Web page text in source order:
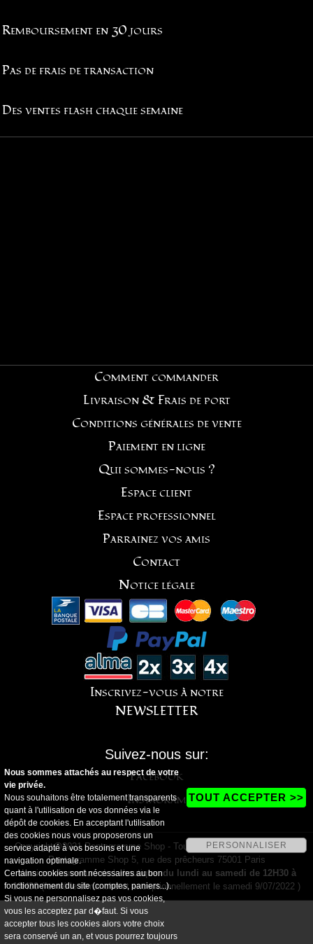
Remboursement en 30 jours
Pas de frais de transaction
Des ventes flash chaque semaine
Comment commander
Livraison & Frais de port
Conditions générales de vente
Paiement en ligne
Qui sommes-nous ?
Espace client
Espace professionnel
Parrainez vos amis
Contact
Notice légale
Inscrivez-vous à notre
NEWSLETTER
Suivez-nous sur:
Facebook
Instagram
Copyright@2021 Pentagramme Shop - Tous droits réservés - Magasin
Pentagramme Shop 5, rue des prêcheurs 75001 Paris
Horaires d'ouverture de la boutique:du lundi au samedi de 12H30 à
19H30(fermé le dimanche et exceptionnellement le samedi 9/07/2022 )
Nous sommes attachés au respect de votre
vie privée.
Nous souhaitons être totalement transparents
quant à l'utilisation de vos données via le
dépôt de cookies. En acceptant l'utilisation
des cookies nous vous proposerons un
service adapté à vos besoins et une
navigation optimale.
Certains cookies sont nécessaires au bon
fonctionnement du site (comptes, paniers...).
Si vous ne personnalisez pas vos cookies,
vous les acceptez par d�faut. Si vous
accepter tous les cookies alors votre choix
sera conservé un an, et vous pourrez toujours
TOUT ACCEPTER >>
PERSONNALISER